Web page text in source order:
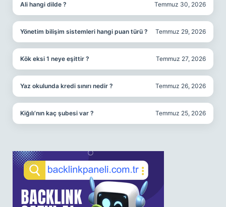
Ali hangi dilde ? Temmuz 30, 2026
Yönetim bilişim sistemleri hangi puan türü ? Temmuz 29, 2026
Kök eksi 1 neye eşittir ? Temmuz 27, 2026
Yaz okulunda kredi sınırı nedir ? Temmuz 26, 2026
Kiğılı’nın kaç şubesi var ? Temmuz 25, 2026